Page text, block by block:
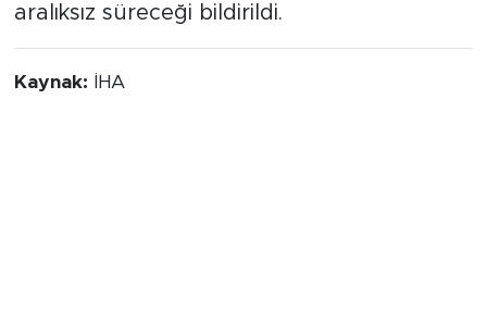
aralıksız süreceği bildirildi.
Kaynak: İHA